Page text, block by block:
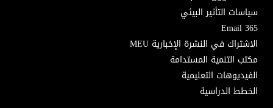
سياسات التأثير البيئي
Email 365
الاشتراك في النشرة الإخبارية MEU
مكتب التنمية المستدامة
الفيديوهات التعليمية
الخطط الدراسية